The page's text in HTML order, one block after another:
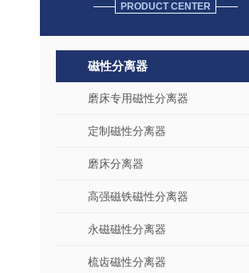
PRODUCT CENTER
磁性分离器
磨床专用磁性分离器
定制磁性分离器
磨床分离器
高强磁铁磁性分离器
永磁磁性分离器
梳齿磁性分离器